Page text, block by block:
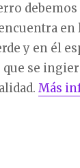
en
y en él
se
Más